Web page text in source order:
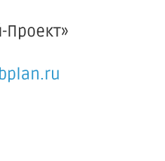
Проект»